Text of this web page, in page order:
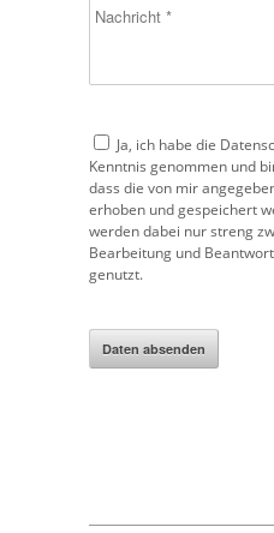
Ja, ich habe die
Kenntnis genommen und
dass die von mir
erhoben und gespeichert
werden dabei nur streng
Bearbeitung und
genutzt.